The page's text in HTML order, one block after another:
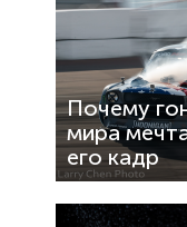
Почему
мира
его кадр